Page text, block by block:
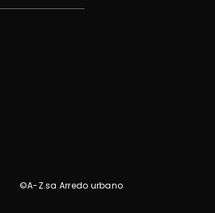
©A-Z.sa Arredo urbano